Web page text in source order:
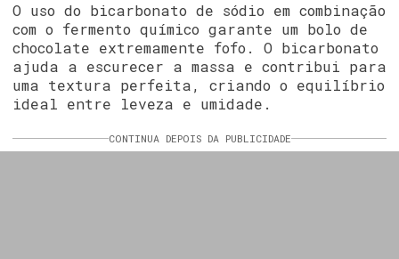
O uso do bicarbonato de sódio em combinação
com o fermento químico garante um bolo de
chocolate extremamente fofo. O bicarbonato
ajuda a escurecer a massa e contribui para
uma textura perfeita, criando o equilíbrio
ideal entre leveza e umidade.
CONTINUA DEPOIS DA PUBLICIDADE